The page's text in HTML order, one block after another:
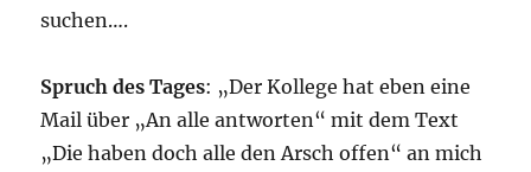
suchen….
Spruch des Tages: „Der Kollege hat eben eine
Mail über „An alle antworten“ mit dem Text
„Die haben doch alle den Arsch offen“ an mich